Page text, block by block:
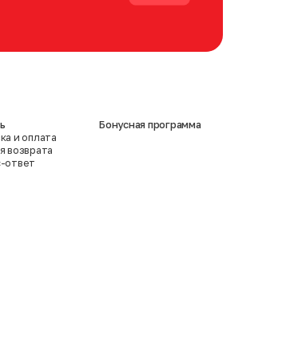
и оплата
возврата
ответ
Бонусная программа